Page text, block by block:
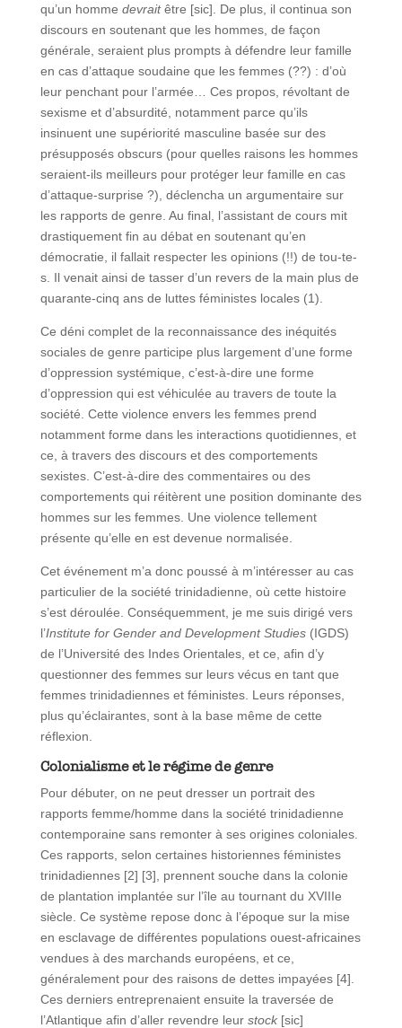
qu’un homme devraitêtre [sic]. De plus, il continua son
discours en soutenant que les hommes, de façon
générale, seraient plus prompts à défendre leur famille
en cas d’attaque soudaine que les femmes (??) : d’où
leur penchant pour l’armée… Ces propos, révoltant de
sexisme et d’absurdité, notamment parce qu’ils
insinuent une supériorité masculine basée sur des
présupposés obscurs (pour quelles raisons les hommes
seraient-ils meilleurs pour protéger leur famille en cas
d’attaque-surprise ?), déclencha un argumentaire sur
les rapports de genre. Au final, l’assistant de cours mit
drastiquement fin au débat en soutenant qu’en
démocratie, il fallait respecter les opinions (!!) de tou-te-
s. Il venait ainsi de tasser d’un revers de la main plus de
quarante-cinq ans de luttes féministes locales (1).
Ce déni complet de la reconnaissance des inéquités
sociales de genre participe plus largement d’une forme
d’oppression systémique, c’est-à-dire une forme
d’oppression qui est véhiculée au travers de toute la
société. Cette violence envers les femmes prend
notamment forme dans les interactions quotidiennes, et
ce, à travers des discours et des comportements
sexistes. C’est-à-dire des commentaires ou des
comportements qui réitèrent une position dominante des
hommes sur les femmes. Une violence tellement
présente qu’elle en est devenue normalisée.
Cet événement m’a donc poussé à m’intéresser au cas
particulier de la société trinidadienne, où cette histoire
s’est déroulée. Conséquemment, je me suis dirigé vers
l’Institute for Gender and Development Studies(IGDS)
de l’Université des Indes Orientales, et ce, afin d’y
questionner des femmes sur leurs vécus en tant que
femmes trinidadiennes et féministes. Leurs réponses,
plus qu’éclairantes, sont à la base même de cette
réflexion.
Colonialisme et le régime de genre
Pour débuter, on ne peut dresser un portrait des
rapports femme/homme dans la société trinidadienne
contemporaine sans remonter à ses origines coloniales.
Ces rapports, selon certaines historiennes féministes
trinidadiennes [2] [3], prennent souche dans la colonie
de plantation implantée sur l’île au tournant du XVIIIe
siècle. Ce système repose donc à l’époque sur la mise
en esclavage de différentes populations ouest-africaines
vendues à des marchands européens, et ce,
généralement pour des raisons de dettes impayées [4].
Ces derniers entreprenaient ensuite la traversée de
l’Atlantique afin d’aller revendre leur stock[sic]